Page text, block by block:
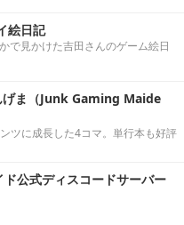
絵日記
で見かけた吉田さんのゲーム絵日
げま（Junk Gaming Maide
ツに成長した4コマ。単行本も好評
公式ディスコードサーバー